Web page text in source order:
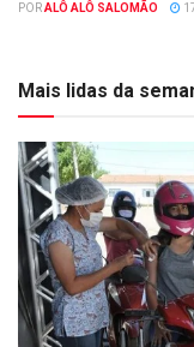
PORALÔ ALÔ SALOMÃO
Mais lidas da